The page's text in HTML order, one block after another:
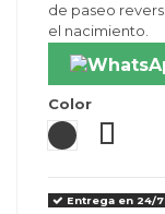
de paseo
el nacimiento.
Color
Upper Black
Battery
Hudson
Entrega en 24/